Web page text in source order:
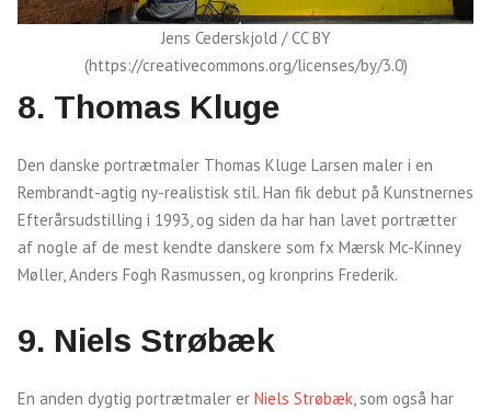
Jens Cederskjold / CC BY
(https://creativecommons.org/licenses/by/3.0)
8. Thomas Kluge
Den danske portrætmaler Thomas Kluge Larsen maler i en
Rembrandt-agtig ny-realistisk stil. Han fik debut på Kunstnernes
Efterårsudstilling i 1993, og siden da har han lavet portrætter
af nogle af de mest kendte danskere som fx Mærsk Mc-Kinney
Møller, Anders Fogh Rasmussen, og kronprins Frederik.
9. Niels Strøbæk
En anden dygtig portrætmaler er Niels Strøbæk, som også har